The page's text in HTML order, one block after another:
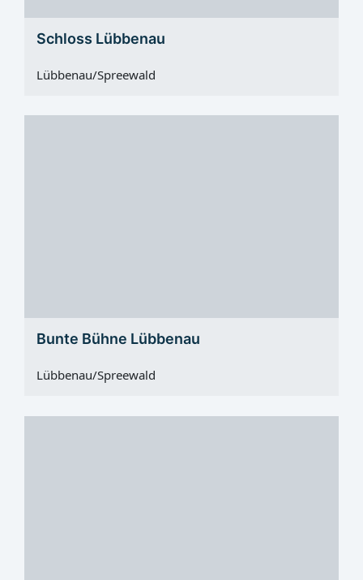
Schloss Lübbenau
Lübbenau/Spreewald
Bunte Bühne Lübbenau
Lübbenau/Spreewald